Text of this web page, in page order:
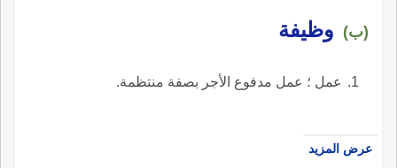
(ب) وظيفة
عمل ؛ عمل مدفوع الأجر بصفة منتظمة.
عرض المزيد